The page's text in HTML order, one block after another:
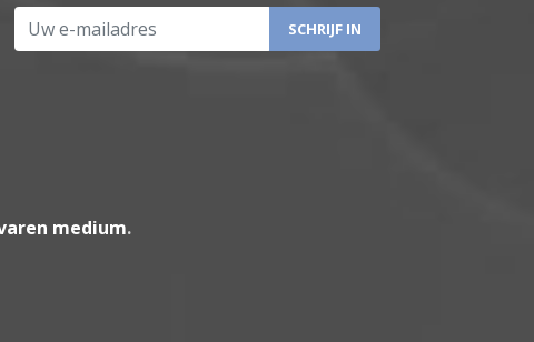
Uw e-mailadres
medium.